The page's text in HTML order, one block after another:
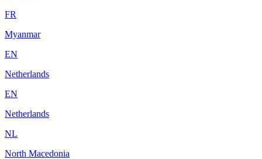
FR
Myanmar
EN
Netherlands
EN
Netherlands
NL
North Macedonia